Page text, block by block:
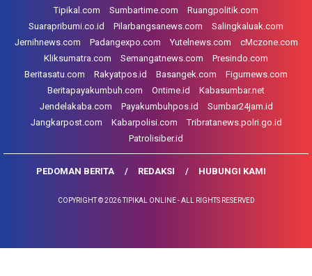
Tipikal.com
Sumbartime.com
Ruangpolitik.com
Suarapribumi.co.id
Pilarbangsanews.com
Salingkaluak.com
Jernihnews.com
Padangexpo.com Yutelnews.com
cMczone.com
Kliksumatra.com
Semangatnews.com
Presindo.com
Beritasatu.com
Rakyatpos.id Basangek.com
Figurnews.com
Beritapayakumbuh.com
Ontime.id
Kabasumbar.net
Jendelakaba.com
Payakumbuhpos.id
Sumbar24jam.id
Jangkarpost.com
Kabarpolisi.com
Tribratanews.polri.go.id
Patrolisiber.id
PEDOMAN BERITA REDAKSI HUBUNGI KAMI
COPYRIGHT © 2026 TIPIKAL ONLINE - ALL RIGHTS RESERVED